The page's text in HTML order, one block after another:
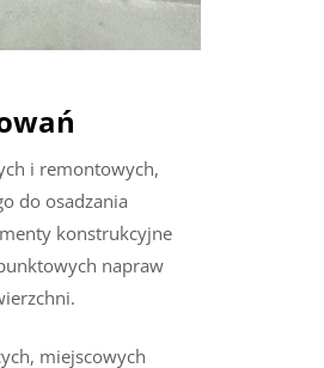
i remontowych,
do osadzania
konstrukcyjne
napraw
miejscowych